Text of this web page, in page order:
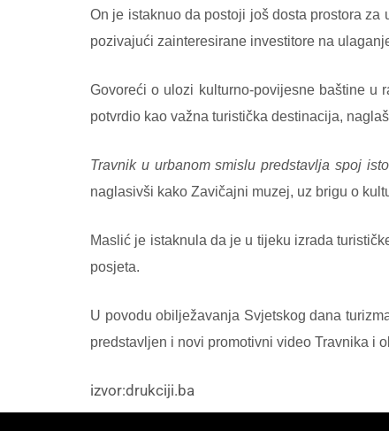
On je istaknuo da postoji još dosta prostora
pozivajući zainteresirane investitore na
Govoreći o ulozi kulturno-povijesne baštine u
potvrdio kao važna turistička destinacija,
Travnik u urbanom smislu predstavlja spoj
naglasivši kako Zavičajni muzej, uz brigu o
Maslić je istaknula da je u tijeku izrada
posjeta.
U povodu obilježavanja Svjetskog dana
predstavljen i novi promotivni video Travnika i
izvor:drukciji.ba